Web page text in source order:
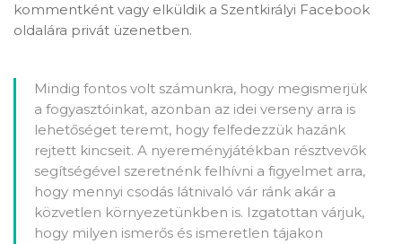
kommentként vagy elküldik a Szentkirályi Facebook
oldalára privát üzenetben.
Mindig fontos volt számunkra, hogy megismerjük
a fogyasztóinkat, azonban az idei verseny arra is
lehetőséget teremt, hogy felfedezzük hazánk
rejtett kincseit. A nyereményjátékban résztvevők
segítségével szeretnénk felhívni a figyelmet arra,
hogy mennyi csodás látnivaló vár ránk akár a
közvetlen környezetünkben is. Izgatottan várjuk,
hogy milyen ismerős és ismeretlen tájakon